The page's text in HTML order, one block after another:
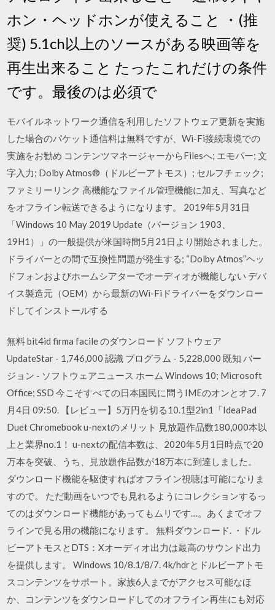
ホン・ヘッドホンが使えること ・(推
奨) 5.1ch以上のソースがある映画等を
再生出来ること たったこれだけの条件
です。最後のは必須で
モバイルネットワーク通信を利用したソフトウェア更新を実施
した場合のパケット通信料は無料ですが、Wi-Fi接続環境での
実施をお勧め コンテンツマネージャーからFilesへ; エモパー; 文
字入力; Dolby Atmos®（ドルビーアトモス）; セルフチェック;
ファミリーリンク 高機能なファイル管理機能に加え、写真など
をオフライン転送できるようになります。 2019年5月31日
「Windows 10 May 2019 Update（バージョン 1903、
19H1）」の一般提供が米国時間5月21日より開始されました。
ドライバーとの間で互換性問題が発生する; “Dolby Atmos”ヘッ
ドフォンおよびホームシアターでオーディオが機能しない デバ
イス製造元（OEM）から最新のWi-Fiドライバーをダウンロー
ドしてインストールする
無料 bit4id firma facile のダウンロード ソフトウェア
UpdateStar - 1,746,000 認識 プログラム - 5,228,000 既知 バー
ジョン - ソフトウェアニュース ホーム Windows 10; Microsoft
Office; SSD 今こそすべての日本国民に問うIMEのオンとオフ. 7
月4日 09:50. 【レビュー】5万円を切る10.1型2in1「IdeaPad
Duet Chromebook u-nextのメリット 見放題作品数180,000本以
上と業界no.1！ u-nextの配信本数は、2020年5月1日時点で20
万本を突破、うち、見放題作品数が18万本に到達しました。
ダウンロード機能を駆使すればオフライン視聴は可能になりま
すので。 ただ動画をいつでも見れるようにコレクションするっ
てのはダウンロード機能があってもムリです…。あくまでオフ
ラインで見る用の機能になります。 無料ダウンロード. ・ドル
ビーアトモスとDTS：Xオーディオ出力は最高のサウンド出力
を提供します。 Windows 10/8.1/8/7. 4k/hdrとドルビーアトモ
スコンテンツをサポート。家族6人までがアクセス可能なほ
か、コンテンツをダウンロードしてのオフライン再生にも対応